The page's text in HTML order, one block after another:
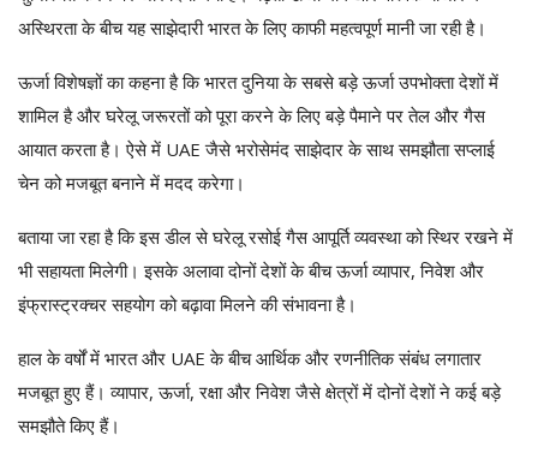
अस्थिरता के बीच यह साझेदारी भारत के लिए काफी महत्वपूर्ण मानी जा रही है।
ऊर्जा विशेषज्ञों का कहना है कि भारत दुनिया के सबसे बड़े ऊर्जा उपभोक्ता देशों में
शामिल है और घरेलू जरूरतों को पूरा करने के लिए बड़े पैमाने पर तेल और गैस
आयात करता है। ऐसे में UAE जैसे भरोसेमंद साझेदार के साथ समझौता सप्लाई
चेन को मजबूत बनाने में मदद करेगा।
बताया जा रहा है कि इस डील से घरेलू रसोई गैस आपूर्ति व्यवस्था को स्थिर रखने में
भी सहायता मिलेगी। इसके अलावा दोनों देशों के बीच ऊर्जा व्यापार, निवेश और
इंफ्रास्ट्रक्चर सहयोग को बढ़ावा मिलने की संभावना है।
हाल के वर्षों में भारत और UAE के बीच आर्थिक और रणनीतिक संबंध लगातार
मजबूत हुए हैं। व्यापार, ऊर्जा, रक्षा और निवेश जैसे क्षेत्रों में दोनों देशों ने कई बड़े
समझौते किए हैं।